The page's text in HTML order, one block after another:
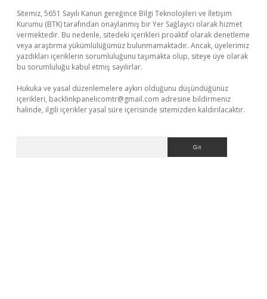
Sitemiz, 5651 Sayılı Kanun gereğince Bilgi Teknolojileri ve İletişim
Kurumu (BTK) tarafından onaylanmış bir Yer Sağlayıcı olarak hizmet
vermektedir. Bu nedenle, sitedeki içerikleri proaktif olarak denetleme
veya araştırma yükümlülüğümüz bulunmamaktadır. Ancak, üyelerimiz
yazdıkları içeriklerin sorumluluğunu taşımakta olup, siteye üye olarak
bu sorumluluğu kabul etmiş sayılırlar.
Hukuka ve yasal düzenlemelere aykırı olduğunu düşündüğünüz
içerikleri, backlinkpanelicomtr@gmail.com adresine bildirmeniz
halinde, ilgili içerikler yasal süre içerisinde sitemizden kaldırılacaktır.